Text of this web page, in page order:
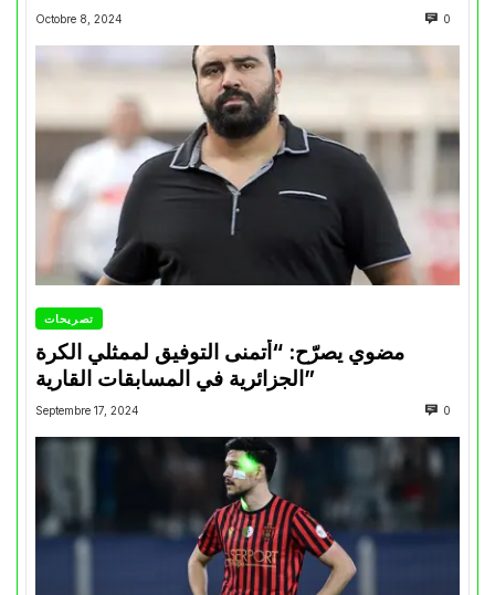
Octobre 8, 2024 0
تصريحات
مضوي يصرّح: “أتمنى التوفيق لممثلي الكرة
الجزائرية في المسابقات القارية”
Septembre 17, 2024 0